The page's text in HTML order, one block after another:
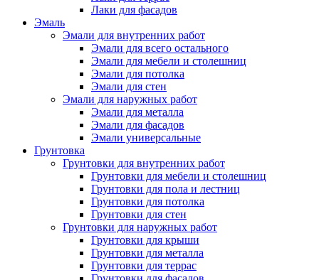
Лаки для фасадов
Эмаль
Эмали для внутренних работ
Эмали для всего остального
Эмали для мебели и столешниц
Эмали для потолка
Эмали для стен
Эмали для наружных работ
Эмали для металла
Эмали для фасадов
Эмали универсальные
Грунтовка
Грунтовки для внутренних работ
Грунтовки для мебели и столешниц
Грунтовки для пола и лестниц
Грунтовки для потолка
Грунтовки для стен
Грунтовки для наружных работ
Грунтовки для крыши
Грунтовки для металла
Грунтовки для террас